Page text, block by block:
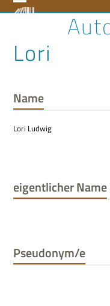
to Open
menu
Close
menu
Lori
Name
Lori Ludwig
eigentlicher Name
Pseudonym/e